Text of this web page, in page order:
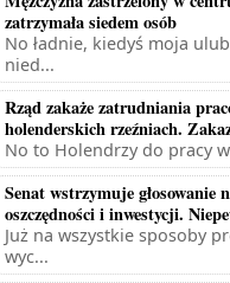
zatrzymała siedem osób
No ładnie, kiedyś moja
nied...
Rząd zakaże zatrudniania
holenderskich rzeźniach.
No to Holendrzy do pracy
Senat wstrzymuje głosowanie
oszczędności i inwestycji.
Już na wszystkie sposoby
wyc...